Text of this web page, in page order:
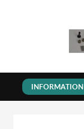
INFORMATION